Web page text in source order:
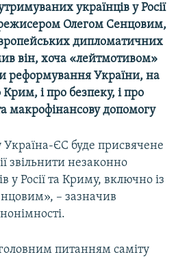
українців у Росії
Олегом Сенцовим,
дипломатичних
він, хоча «лейтмотивом»
реформування України, на
Крим, і про безпеку, і про
макрофінансову допомогу
Україна-ЄС буде присвячене
звільнити незаконно
у Росії та Криму, включно із
– зазначив
питанням саміту